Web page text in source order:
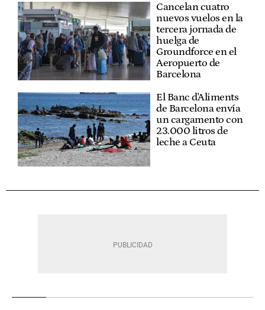
Cancelan cuatro
nuevos vuelos en la
tercera jornada de
huelga de
Groundforce en el
Aeropuerto de
Barcelona
El Banc d'Aliments
de Barcelona envía
un cargamento con
23.000 litros de
leche a Ceuta